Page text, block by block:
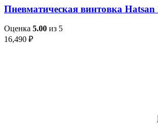
Пневматическая винтовка Hatsan
Оценка 5.00 из 5
16,490 ₽